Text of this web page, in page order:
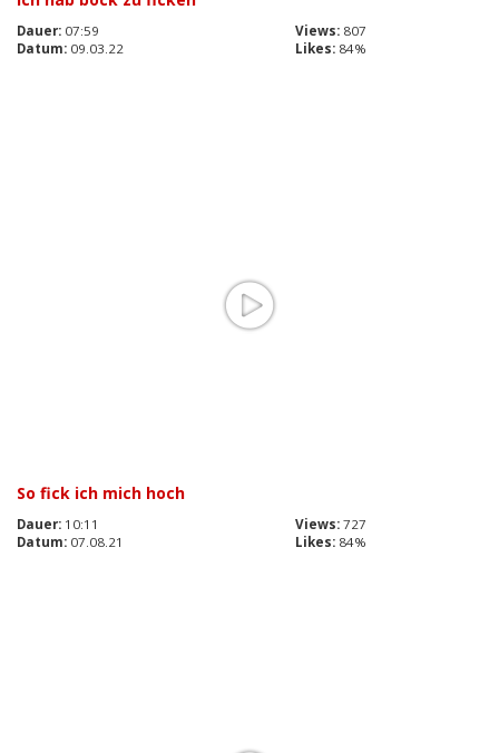
Dauer: 07:59 Views: 807
Datum: 09.03.22 Likes: 84%
So fick ich mich hoch
Dauer: 10:11 Views: 727
Datum: 07.08.21 Likes: 84%